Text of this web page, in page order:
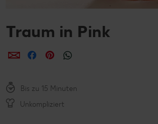
Traum in Pink
per E-Mail teilen
per Facebook teilen
per Pinterest teilen
Bis zu 15 Minuten
Unkompliziert